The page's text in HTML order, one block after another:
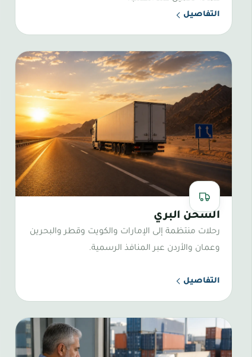
التفاصيل
دول الجوار
الشحن البري
رحلات منتظمة إلى الإمارات والكويت وقطر والبحرين
وعمان والأردن عبر المنافذ الرسمية.
التفاصيل